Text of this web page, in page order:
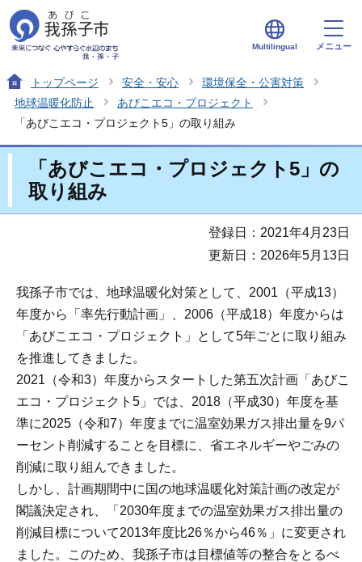
Multilingual メニュー
トップページ 安全・安心
環境保全・公害対策
地球温暖化防止
あびこエコ・プロジェクト
「あびこエコ・プロジェクト5」の取り組み
「あびこエコ・プロジェクト5」の
取り組み
登録日：2021年4月23日
更新日：2026年5月13日
我孫子市では、地球温暖化対策として、2001（平成13）
年度から「率先行動計画」、2006（平成18）年度からは
「あびこエコ・プロジェクト」として5年ごとに取り組み
を推進してきました。
2021（令和3）年度からスタートした第五次計画「あびこ
エコ・プロジェクト5」では、2018（平成30）年度を基
準に2025（令和7）年度までに温室効果ガス排出量を9パ
ーセント削減することを目標に、省エネルギーやごみの
削減に取り組んできました。
しかし、計画期間中に国の地球温暖化対策計画の改定が
閣議決定され、「2030年度までの温室効果ガス排出量の
削減目標について2013年度比26％から46％」に変更され
ました。このため、我孫子市は目標値等の整合をとるべ